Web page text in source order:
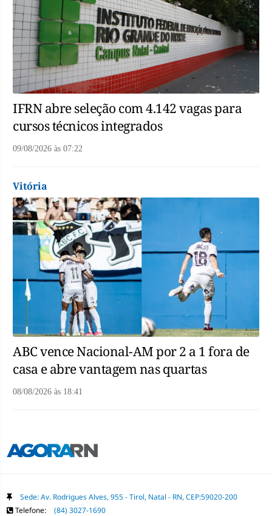
IFRN abre seleção com 4.142 vagas para
cursos técnicos integrados
09/08/2026 às 07:22
Vitória
ABC vence Nacional-AM por 2 a 1 fora de
casa e abre vantagem nas quartas
08/08/2026 às 18:41
Sede: Av. Rodrigues Alves, 955 - Tirol, Natal - RN, CEP:59020-200
Telefone:
(84) 3027-1690